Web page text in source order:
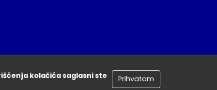
kolačića saglasni ste
Prihvatam